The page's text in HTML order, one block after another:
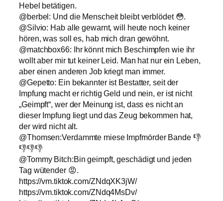
Hebel betätigen.
@berbel: Und die Menscheit bleibt verblödet 😳.
@Silvio: Hab alle gewarnt, will heute noch keiner
hören, was soll es, hab mich dran gewöhnt.
@matchbox66: Ihr könnt mich Beschimpfen wie ihr
wollt aber mir tut keiner Leid. Man hat nur ein Leben,
aber einen anderen Job kriegt man immer.
@Gepetto: Ein bekannter ist Bestatter, seit der
Impfung macht er richtig Geld und nein, er ist nicht
„Geimpft“, wer der Meinung ist, dass es nicht an
dieser Impfung liegt und das Zeug bekommen hat,
der wird nicht alt.
@Thomsen:Verdammte miese Impfmörder Bande 👎
👎👎👎
@Tommy Bitch:Bin geimpft, geschädigt und jeden
Tag wütender 😡.
https://vm.tiktok.com/ZNdqXK3jW/
https://vm.tiktok.com/ZNdq4MsDv/